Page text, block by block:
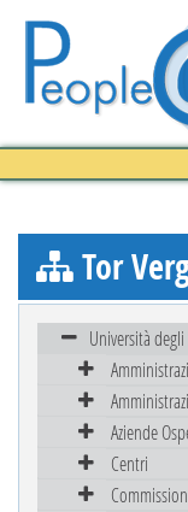
Tor
Università
Aziende
Centri